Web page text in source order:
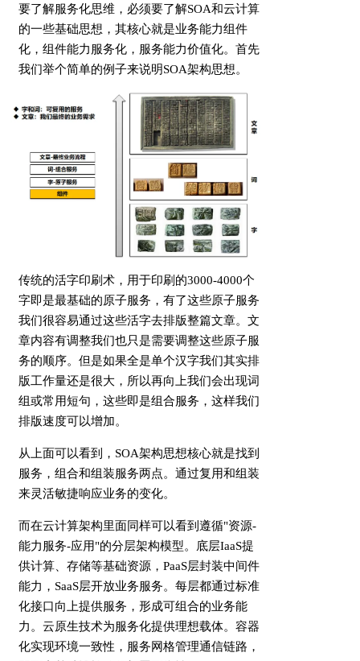
要了解服务化思维，必须要了解SOA和云计算
的一些基础思想，其核心就是业务能力组件
化，组件能力服务化，服务能力价值化。首先
我们举个简单的例子来说明SOA架构思想。
传统的活字印刷术，用于印刷的3000-4000个
字即是最基础的原子服务，有了这些原子服务
我们很容易通过这些活字去排版整篇文章。文
章内容有调整我们也只是需要调整这些原子服
务的顺序。但是如果全是单个汉字我们其实排
版工作量还是很大，所以再向上我们会出现词
组或常用短句，这些即是组合服务，这样我们
排版速度可以增加。
从上面可以看到，SOA架构思想核心就是找到
服务，组合和组装服务两点。通过复用和组装
来灵活敏捷响应业务的变化。
而在云计算架构里面同样可以看到遵循"资源-
能力服务-应用"的分层架构模型。底层IaaS提
供计算、存储等基础资源，PaaS层封装中间件
能力，SaaS层开放业务服务。每层都通过标准
化接口向上提供服务，形成可组合的业务能
力。云原生技术为服务化提供理想载体。容器
化实现环境一致性，服务网格管理通信链路，